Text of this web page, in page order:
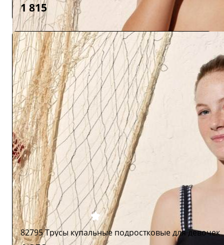
1 815
82795 Трусы купальные подростковые для девочек